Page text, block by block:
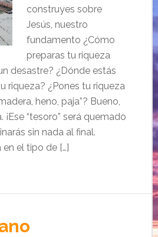
construyes sobre
Jesús, nuestro
fundamento ¿Cómo
preparas tu riqueza
desastre? ¿Dónde estás
riqueza? ¿Pones tu riqueza
heno, paja”? Bueno,
“tesoro” será quemado
sin nada al final.
en el tipo de […]